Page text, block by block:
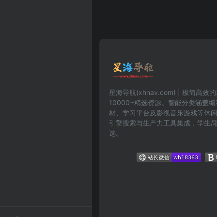
星海导航(xhnav.com) | 极简高效
10000+精选资源。智能分类涵盖
材、学习平台及影视音乐游戏等休
引擎搜索与生产力工具集成，学生/
选。